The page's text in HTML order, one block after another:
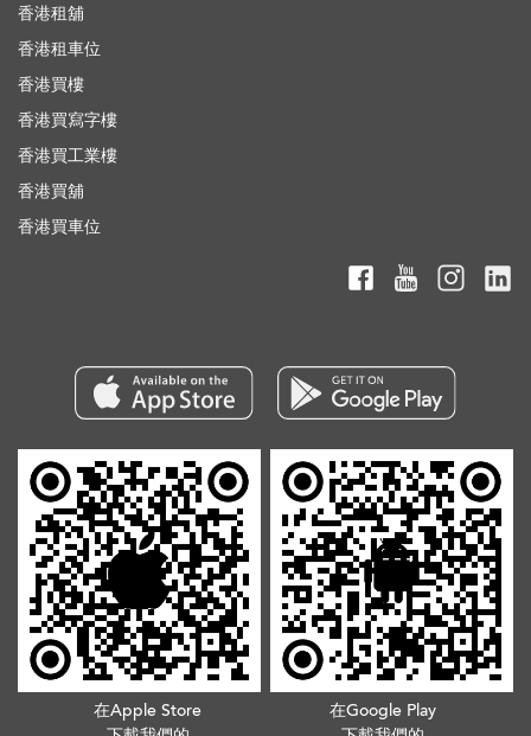
香港租舖
香港租車位
香港買樓
香港買寫字樓
香港買工業樓
香港買舖
香港買車位
在Apple Store
在Google Play